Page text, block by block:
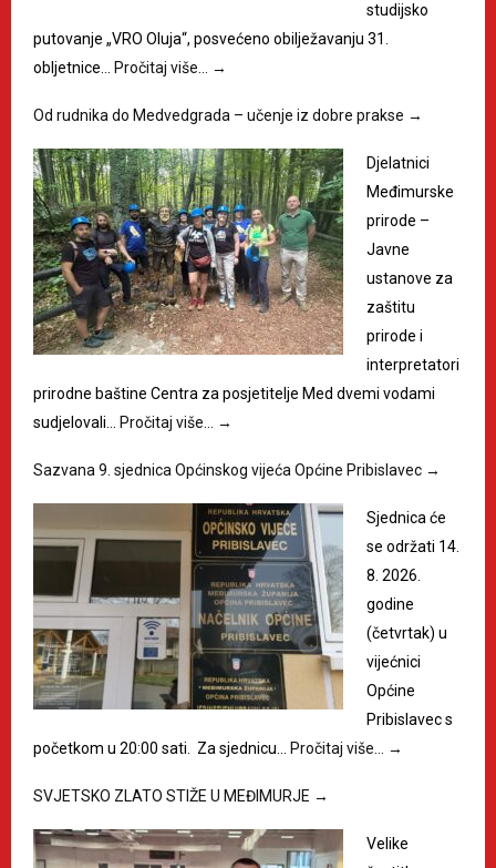
studijsko
putovanje „VRO Oluja“, posvećeno obilježavanju 31.
obljetnice… Pročitaj više… →
Od rudnika do Medvedgrada – učenje iz dobre prakse →
Djelatnici
Međimurske
prirode –
Javne
ustanove za
zaštitu
prirode i
interpretatori
prirodne baštine Centra za posjetitelje Med dvemi vodami
sudjelovali… Pročitaj više… →
Sazvana 9. sjednica Općinskog vijeća Općine Pribislavec →
Sjednica će
se održati 14.
8. 2026.
godine
(četvrtak) u
vijećnici
Općine
Pribislavec s
početkom u 20:00 sati. Za sjednicu… Pročitaj više… →
SVJETSKO ZLATO STIŽE U MEĐIMURJE →
Velike